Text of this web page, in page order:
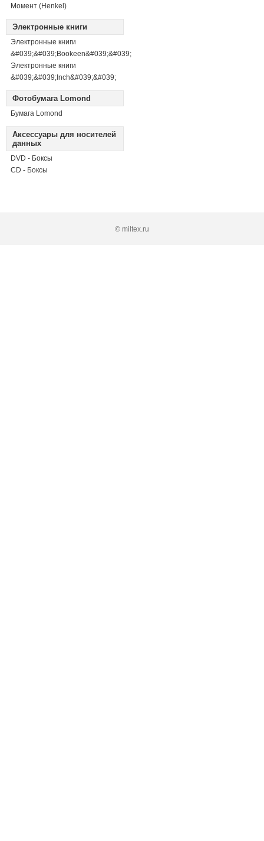
Момент (Henkel)
Электронные книги
Электронные книги
&#039;&#039;Bookeen&#039;&#039;
Электронные книги
&#039;&#039;Inch&#039;&#039;
Фотобумага Lomond
Бумага Lomond
Аксессуары для носителей
данных
DVD - Боксы
CD - Боксы
© miltex.ru